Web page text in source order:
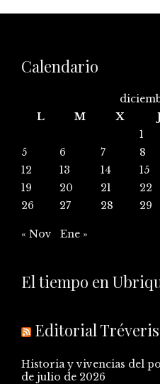
Calendario
L
M X
1
5
6 7 8
12
13 14 15
19
20 21 22
26
27 28 29
« Nov Ene »
El tiempo en
Editorial Tréveris
Historia y vivencias del
de julio de 2026